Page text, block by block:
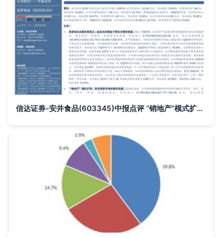
信达证券-安井食品(603345)中报点评 “销地产”模式扩张，抓住弱势市场的增长机遇